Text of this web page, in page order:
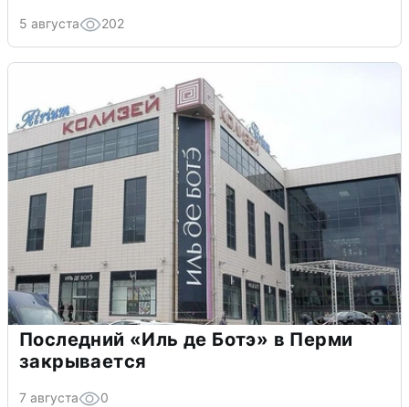
5 августа 202
Последний «Иль де Ботэ» в Перми
закрывается
7 августа 0